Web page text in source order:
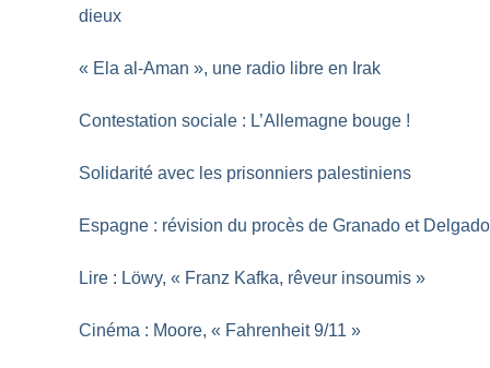
dieux
« Ela al-Aman », une radio libre en Irak
Contestation sociale : L’Allemagne bouge !
Solidarité avec les prisonniers palestiniens
Espagne : révision du procès de Granado et Delgado
Lire : Löwy, « Franz Kafka, rêveur insoumis »
Cinéma : Moore, « Fahrenheit 9/11 »